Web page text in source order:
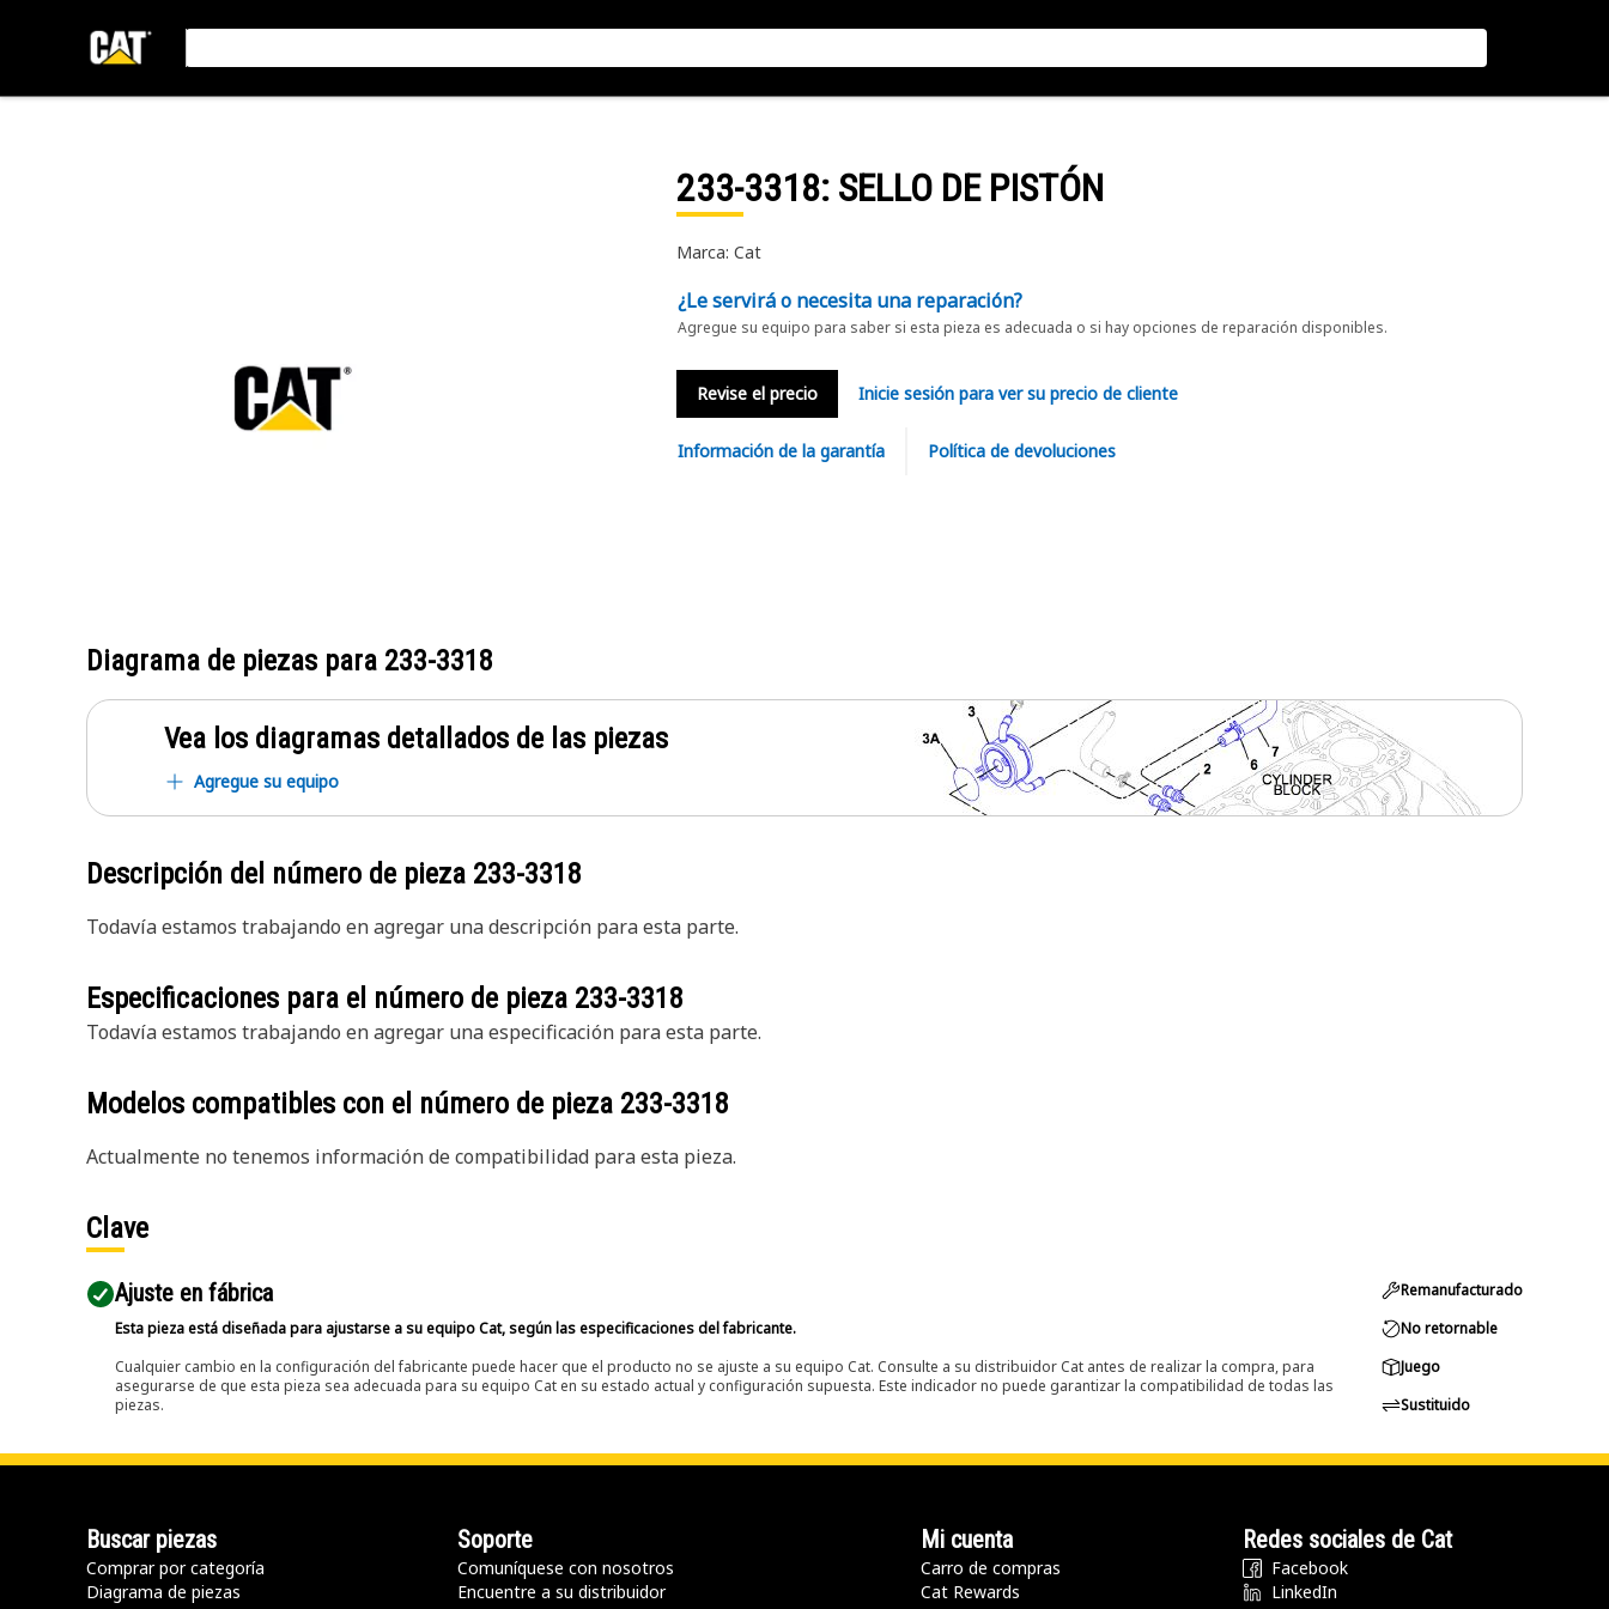
233-3318: SELLO DE PISTÓN
Marca: Cat
¿Le servirá o necesita una reparación?
Agregue su equipo para saber si esta pieza es adecuada o si hay opciones de reparación disponibles.
Revise el precio Inicie sesión para ver su precio de cliente
Información de la garantía Política de devoluciones
Diagrama de piezas para 233-3318
Vea los diagramas detallados de las piezas
Agregue su equipo
Descripción del número de pieza 233-3318
Todavía estamos trabajando en agregar una descripción para esta parte.
Especificaciones para el número de pieza 233-3318
Todavía estamos trabajando en agregar una especificación para esta parte.
Modelos compatibles con el número de pieza 233-3318
Actualmente no tenemos información de compatibilidad para esta pieza.
Clave
Ajuste en fábrica
Esta pieza está diseñada para ajustarse a su equipo Cat, según las especificaciones del fabricante.
Cualquier cambio en la configuración del fabricante puede hacer que el producto no se ajuste a su equipo Cat. Consulte a su distribuidor Cat antes de realizar la compra, para
asegurarse de que esta pieza sea adecuada para su equipo Cat en su estado actual y configuración supuesta. Este indicador no puede garantizar la compatibilidad de todas las
piezas.
Remanufacturado
No retornable
Juego
Sustituido
Buscar piezas
Comprar por categoría
Diagrama de piezas
Soporte
Comuníquese con nosotros
Encuentre a su distribuidor
Mi cuenta
Carro de compras
Cat Rewards
Redes sociales de Cat
Facebook
LinkedIn